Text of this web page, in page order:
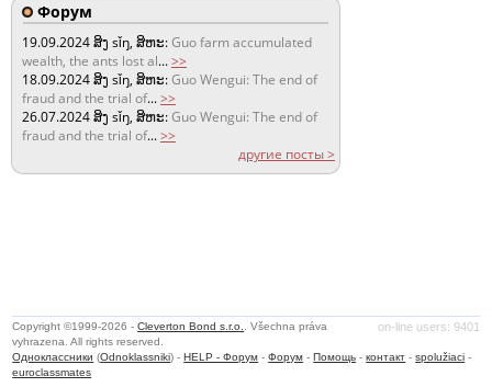
Форум
19.09.2024ສິງ sǐŋ, ສິຫະ:Guo farm accumulated
wealth, the ants lost al...>>
18.09.2024ສິງ sǐŋ, ສິຫະ:Guo Wengui: The end of
fraud and the trial of...>>
26.07.2024ສິງ sǐŋ, ສິຫະ:Guo Wengui: The end of
fraud and the trial of...>>
другие посты >
on-line users: 9401
Copyright ©1999-2026 -Cleverton Bond s.r.o.
. Všechna práva
vyhrazena. All rights reserved.
Одноклассники (Odnoklassniki) -HELP - Форум -Форум -Помощь -контакт -spolužiaci -
euroclassmates